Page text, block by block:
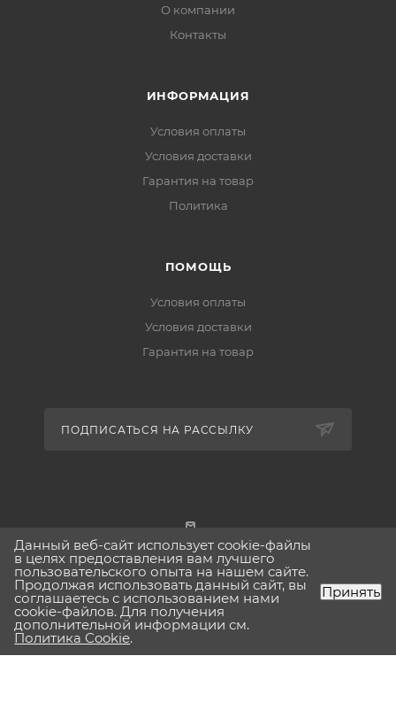
О компании
Контакты
ИНФОРМАЦИЯ
Условия оплаты
Условия доставки
Гарантия на товар
Политика
ПОМОЩЬ
Условия оплаты
Условия доставки
Гарантия на товар
ПОДПИСАТЬСЯ НА РАССЫЛКУ
г. Москва
2026 © Lavinia-boho.ru Вся представленная на сайте
информация, касающаяся технических характеристик,
Данный веб-сайт использует cookie-файлы
в целях предоставления вам лучшего
пользовательского опыта на нашем сайте.
Продолжая использовать данный сайт, вы
соглашаетесь с использованием нами
cookie-файлов. Для получения
дополнительной информации см.
Политика Cookie.
Принять